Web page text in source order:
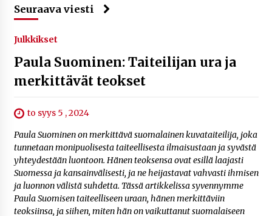
Seuraava viesti
Julkkikset
Paula Suominen: Taiteilijan ura ja
merkittävät teokset
to syys 5 , 2024
Paula Suominen on merkittävä suomalainen kuvataiteilija, joka
tunnetaan monipuolisesta taiteellisesta ilmaisustaan ja syvästä
yhteydestään luontoon. Hänen teoksensa ovat esillä laajasti
Suomessa ja kansainvälisesti, ja ne heijastavat vahvasti ihmisen
ja luonnon välistä suhdetta. Tässä artikkelissa syvennymme
Paula Suomisen taiteelliseen uraan, hänen merkittäviin
teoksiinsa, ja siihen, miten hän on vaikuttanut suomalaiseen